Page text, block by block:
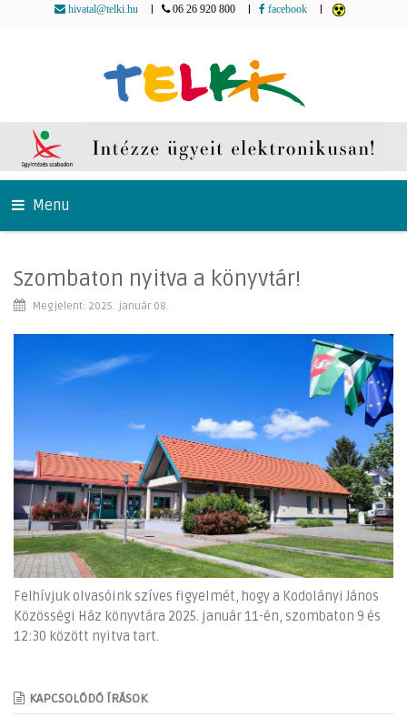
hivatal@telki.hu 06 26 920 800 facebook
Menu
Szombaton nyitva a könyvtár!
Megjelent: 2025. január 08.
Felhívjuk olvasóink szíves figyelmét, hogy a Kodolányi János
Közösségi Ház könyvtára 2025. január 11-én, szombaton 9 és
12:30 között nyitva tart.
KAPCSOLÓDÓ ÍRÁSOK